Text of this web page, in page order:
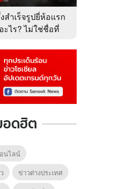
ำเร็จรูปยี่ห้อแรก
ไร? ไม่ใช่ชื่อที่
อดฮิต
นไลน์
ข่าวต่างประเทศ